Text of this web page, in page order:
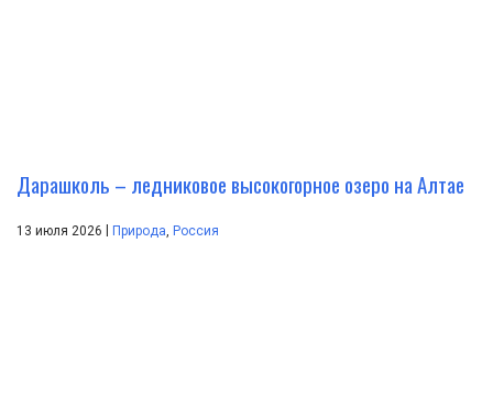
Дарашколь – ледниковое высокогорное озеро на Алтае
13 июля 2026 Природа, Россия